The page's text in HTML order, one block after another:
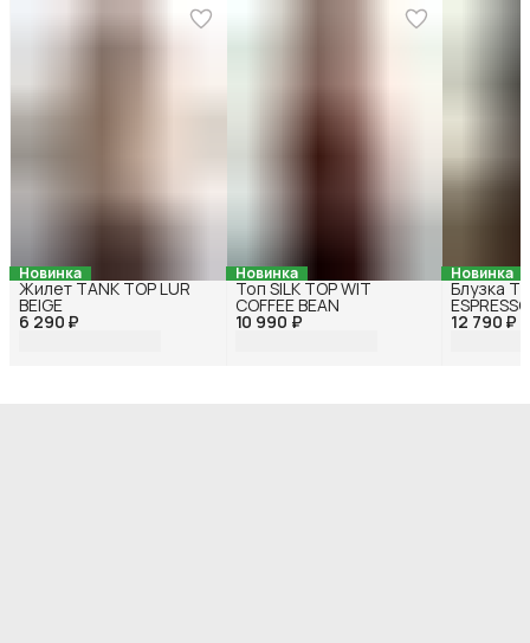
Новинка
6 290 ₽
Жилет TANK TOP LUR
BEIGE
Новинка
10 990 ₽
Топ SILK TOP WIT
COFFEE BEAN
Новинка
12 790 ₽
Блузка
ESPRESSO